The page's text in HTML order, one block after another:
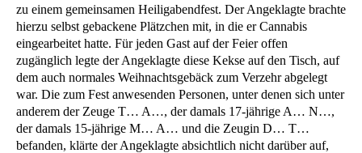
zu einem gemeinsamen Heiligabendfest. Der Angeklagte brachte
hierzu selbst gebackene Plätzchen mit, in die er Cannabis
eingearbeitet hatte. Für jeden Gast auf der Feier offen
zugänglich legte der Angeklagte diese Kekse auf den Tisch, auf
dem auch normales Weihnachtsgebäck zum Verzehr abgelegt
war. Die zum Fest anwesenden Personen, unter denen sich unter
anderem der Zeuge T… A…, der damals 17-jährige A… N…,
der damals 15-jährige M… A… und die Zeugin D… T…
befanden, klärte der Angeklagte absichtlich nicht darüber auf,